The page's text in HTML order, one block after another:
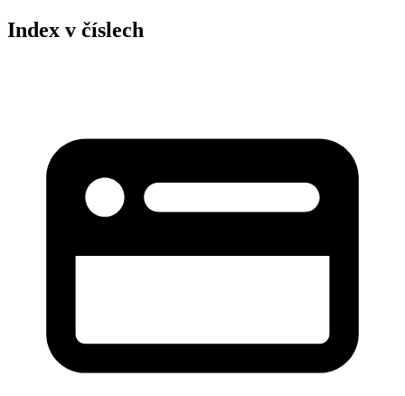
Index v číslech